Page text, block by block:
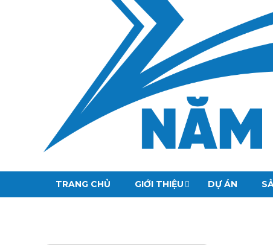
TRANG CHỦ GIỚI THIỆU DỰ ÁN